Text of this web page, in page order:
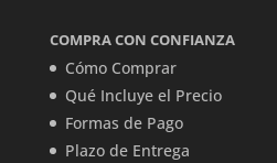
COMPRA CON CONFIANZA
Cómo Comprar
Qué Incluye el Precio
Formas de Pago
Plazo de Entrega